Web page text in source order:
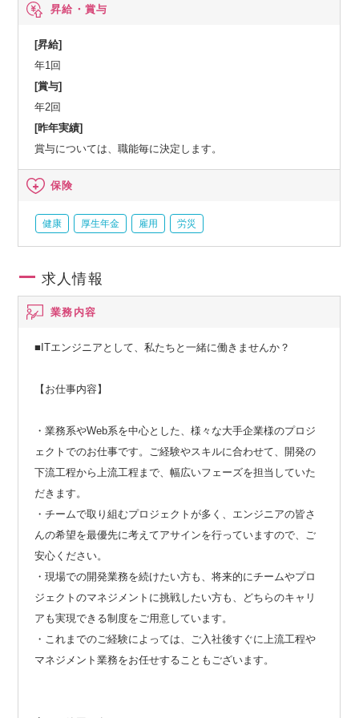
手エンジニア対象で技術者講習有、幹部候補生講習）◆Uター
ンなど入社に伴う転居費用負担（上限25万円）※支給条件あ
り
昇給・賞与
[昇給]
年1回
[賞与]
年2回
[昨年実績]
賞与については、職能毎に決定します。
保険
健康 厚生年金 雇用 労災
求人情報
業務内容
■ITエンジニアとして、私たちと一緒に働きませんか？
【お仕事内容】
・業務系やWeb系を中心とした、様々な大手企業様のプロジ
ェクトでのお仕事です。ご経験やスキルに合わせて、開発の
下流工程から上流工程まで、幅広いフェーズを担当していた
だきます。
・チームで取り組むプロジェクトが多く、エンジニアの皆さ
んの希望を最優先に考えてアサインを行っていますので、ご
安心ください。
・現場での開発業務を続けたい方も、将来的にチームやプロ
ジェクトのマネジメントに挑戦したい方も、どちらのキャリ
アも実現できる制度をご用意しています。
・これまでのご経験によっては、ご入社後すぐに上流工程や
マネジメント業務をお任せすることもございます。